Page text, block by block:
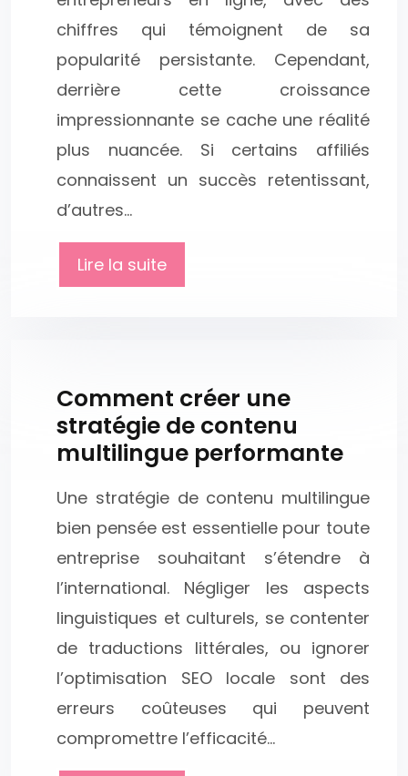
chiffres qui témoignent de sa
popularité persistante. Cependant,
derrière cette croissance
impressionnante se cache une réalité
plus nuancée. Si certains affiliés
connaissent un succès retentissant,
d’autres…
Lire la suite
Comment créer une
stratégie de contenu
multilingue performante
Une stratégie de contenu multilingue
bien pensée est essentielle pour toute
entreprise souhaitant s’étendre à
l’international. Négliger les aspects
linguistiques et culturels, se contenter
de traductions littérales, ou ignorer
l’optimisation SEO locale sont des
erreurs coûteuses qui peuvent
compromettre l’efficacité…